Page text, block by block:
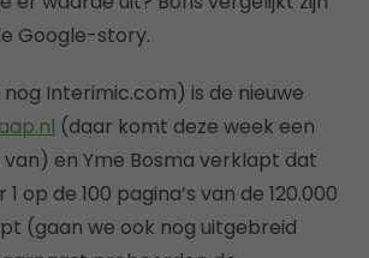
Google-story.
nog Interimic.com) is de nieuwe
(daar komt deze week een
en Yme Bosma verklapt dat
op de 100 pagina’s van de 120.000
(gaan we ook nog uitgebreid